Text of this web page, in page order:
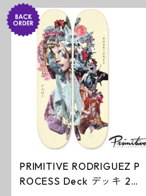
PRIMITIVE RODRIGUEZ P
ROCESS Deck デッキ 2枚